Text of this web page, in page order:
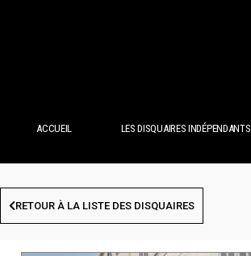
ACCUEIL LES DISQUAIRES INDÉPENDANTS
RETOUR À LA LISTE DES DISQUAIRES